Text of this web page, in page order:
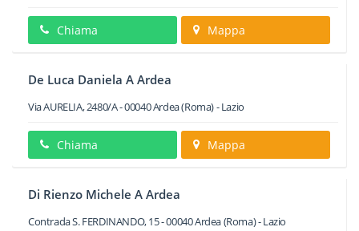
Chiama Mappa
De Luca Daniela A Ardea
Via AURELIA, 2480/A-00040Ardea(Roma) -Lazio
Chiama Mappa
Di Rienzo Michele A Ardea
Contrada S. FERDINANDO, 15-00040Ardea(Roma) -Lazio